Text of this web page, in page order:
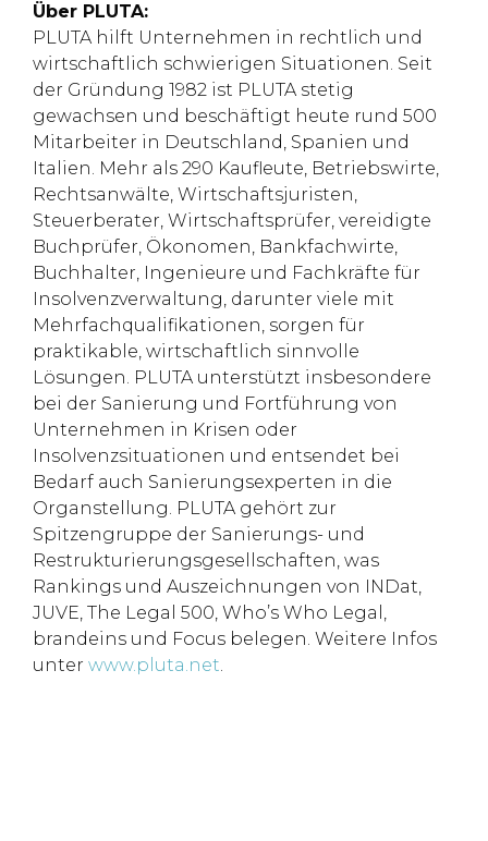
Über PLUTA:
PLUTA hilft Unternehmen in rechtlich und
wirtschaftlich schwierigen Situationen. Seit
der Gründung 1982 ist PLUTA stetig
gewachsen und beschäftigt heute rund 500
Mitarbeiter in Deutschland, Spanien und
Italien. Mehr als 290 Kaufleute, Betriebswirte,
Rechtsanwälte, Wirtschaftsjuristen,
Steuerberater, Wirtschaftsprüfer, vereidigte
Buchprüfer, Ökonomen, Bankfachwirte,
Buchhalter, Ingenieure und Fachkräfte für
Insolvenzverwaltung, darunter viele mit
Mehrfachqualifikationen, sorgen für
praktikable, wirtschaftlich sinnvolle
Lösungen. PLUTA unterstützt insbesondere
bei der Sanierung und Fortführung von
Unternehmen in Krisen oder
Insolvenzsituationen und entsendet bei
Bedarf auch Sanierungsexperten in die
Organstellung. PLUTA gehört zur
Spitzengruppe der Sanierungs- und
Restrukturierungsgesellschaften, was
Rankings und Auszeichnungen von INDat,
JUVE, The Legal 500, Who’s Who Legal,
brandeins und Focus belegen. Weitere Infos
unter www.pluta.net